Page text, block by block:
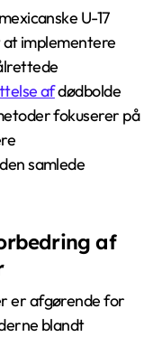
U-17
at implementere
afdødbolde
fokuserer på
samlede
af
er afgørende for
blandt